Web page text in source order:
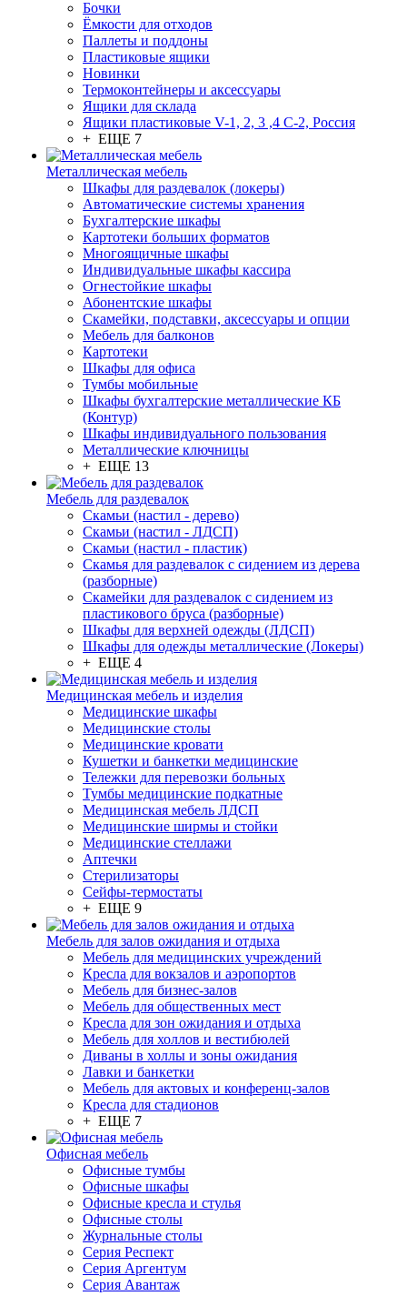
Бочки
Ёмкости для отходов
Паллеты и поддоны
Пластиковые ящики
Новинки
Термоконтейнеры и аксессуары
Ящики для склада
Ящики пластиковые V-1, 2, 3 ,4 С-2, Россия
+ ЕЩЕ 7
Металлическая мебель
Шкафы для раздевалок (локеры)
Автоматические системы хранения
Бухгалтерские шкафы
Картотеки больших форматов
Многоящичные шкафы
Индивидуальные шкафы кассира
Огнестойкие шкафы
Абонентские шкафы
Скамейки, подставки, аксессуары и опции
Мебель для балконов
Картотеки
Шкафы для офиса
Тумбы мобильные
Шкафы бухгалтерские металлические КБ
(Контур)
Шкафы индивидуального пользования
Металлические ключницы
+ ЕЩЕ 13
Мебель для раздевалок
Скамьи (настил - дерево)
Скамьи (настил - ЛДСП)
Скамьи (настил - пластик)
Скамья для раздевалок с сидением из дерева
(разборные)
Скамейки для раздевалок с сидением из
пластикового бруса (разборные)
Шкафы для верхней одежды (ЛДСП)
Шкафы для одежды металлические (Локеры)
+ ЕЩЕ 4
Медицинская мебель и изделия
Медицинские шкафы
Медицинские столы
Медицинские кровати
Кушетки и банкетки медицинские
Тележки для перевозки больных
Тумбы медицинские подкатные
Медицинская мебель ЛДСП
Медицинские ширмы и стойки
Медицинские стеллажи
Аптечки
Стерилизаторы
Сейфы-термостаты
+ ЕЩЕ 9
Мебель для залов ожидания и отдыха
Мебель для медицинских учреждений
Кресла для вокзалов и аэропортов
Мебель для бизнес-залов
Мебель для общественных мест
Кресла для зон ожидания и отдыха
Мебель для холлов и вестибюлей
Диваны в холлы и зоны ожидания
Лавки и банкетки
Мебель для актовых и конференц-залов
Кресла для стадионов
+ ЕЩЕ 7
Офисная мебель
Офисные тумбы
Офисные шкафы
Офисные кресла и стулья
Офисные столы
Журнальные столы
Серия Респект
Серия Аргентум
Серия Авантаж